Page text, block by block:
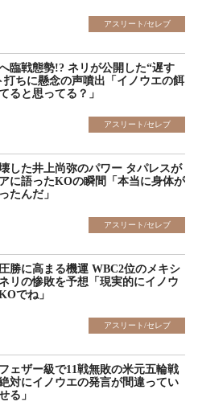
アスリート/セレブ
臨戦態勢!? ネリが公開した“遅す
打ちに懸念の声噴出「イノウエの餌
ると思ってる？」
アスリート/セレブ
した井上尚弥のパワー タパレスが
に語ったKOの瞬間「本当に身体が
たんだ」
アスリート/セレブ
勝に高まる機運 WBC2位のメキシ
リの惨敗を予想「現実的にイノウ
でね」
アスリート/セレブ
ェザー級で11戦無敗の米元五輪戦
対にイノウエの発言が間違ってい
る」